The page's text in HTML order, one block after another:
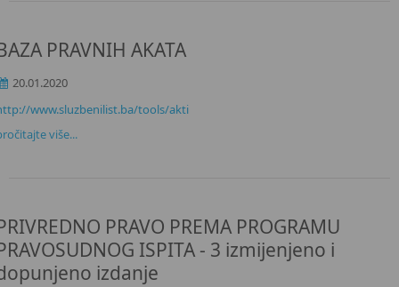
PRAVNIH AKATA
20.01.2020
www.sluzbenilist.ba/tools/akti
više...
PRAVO PREMA PROGRAMU
ISPITA - 3 izmijenjeno i
izdanje